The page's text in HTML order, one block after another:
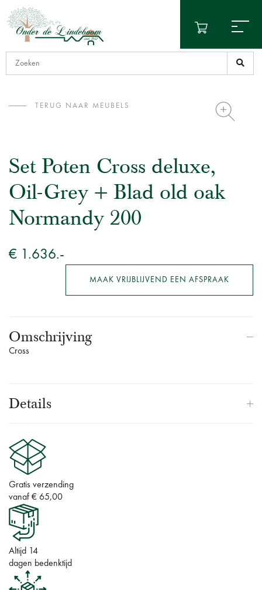
TERUG NAAR MEUBELS
Set Poten Cross deluxe,
Oil-Grey + Blad old oak
Normandy 200
€ 1.636.-
MAAK VRIJBLIJVEND EEN AFSPRAAK
Omschrijving
Cross
Details
Gratis verzending
vanaf € 65,00
Altijd 14
dagen bedenktijd